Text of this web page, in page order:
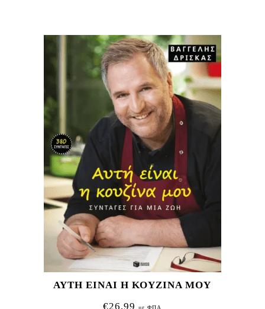
ΑΥΤΗ ΕΙΝΑΙ Η ΚΟΥΖΙΝΑ ΜΟΥ
€26,99 με ΦΠΑ